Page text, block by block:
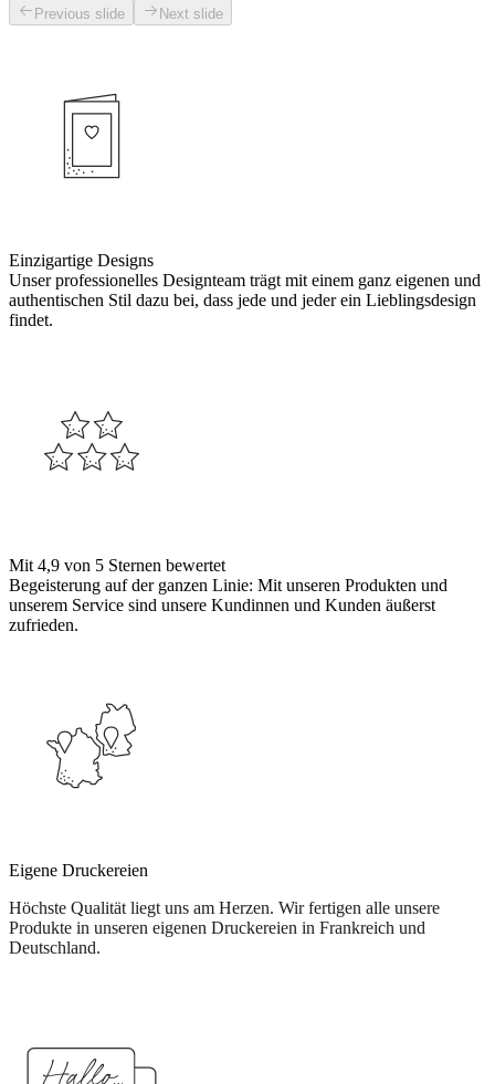
Previous slide Next slide
Einzigartige Designs
Unser professionelles Designteam trägt mit einem ganz eigenen und
authentischen Stil dazu bei, dass jede und jeder ein Lieblingsdesign
findet.
Mit 4,9 von 5 Sternen bewertet
Begeisterung auf der ganzen Linie: Mit unseren Produkten und
unserem Service sind unsere Kundinnen und Kunden äußerst
zufrieden.
Eigene Druckereien
Höchste Qualität liegt uns am Herzen. Wir fertigen alle unsere
Produkte in unseren eigenen Druckereien in Frankreich und
Deutschland.